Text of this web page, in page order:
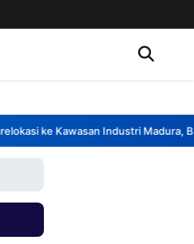
ke Kawasan Industri Madura,